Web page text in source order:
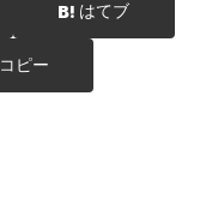
はてブ
コピー